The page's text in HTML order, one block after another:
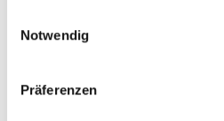
Notwendig
Präferenzen
Bouquet von weißen Blüten,
eine feine Mandelnote im
Reifung verleiht ihm